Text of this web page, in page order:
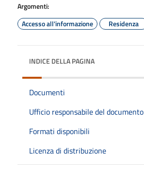
Argomenti:
Accesso all'informazione
Residenza
INDICE DELLA PAGINA
Documenti
Ufficio responsabile del documento
Formati disponibili
Licenza di distribuzione